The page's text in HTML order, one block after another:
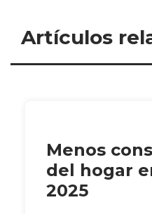
Artículos
Menos
del hogar
2025